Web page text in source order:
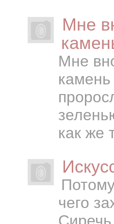
Мне
Мне
как же
чего